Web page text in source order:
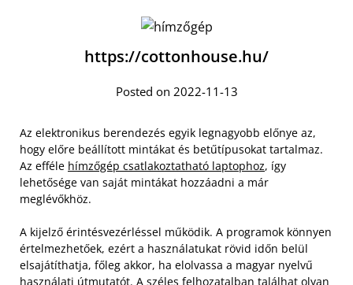
https://cottonhouse.hu/
Posted on 2022-11-13
Az elektronikus berendezés egyik legnagyobb előnye az,
hogy előre beállított mintákat és betűtípusokat tartalmaz.
Az efféle hímzőgép csatlakoztatható laptophoz, így
lehetősége van saját mintákat hozzáadni a már
meglévőkhöz.
A kijelző érintésvezérléssel működik. A programok könnyen
értelmezhetőek, ezért a használatukat rövid időn belül
elsajátíthatja, főleg akkor, ha elolvassa a magyar nyelvű
használati útmutatót. A széles felhozatalban találhat olyan